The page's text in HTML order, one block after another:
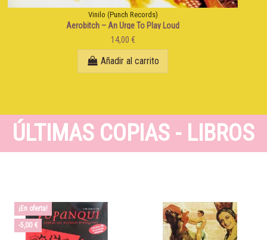
Vinilo (Punch Records)
Aerobitch ‎– An Urge To Play Loud
14,00 €
Añadir al carrito
ÚLTIMAS COPIAS - LIBROS
¡En oferta!
-5,00 €